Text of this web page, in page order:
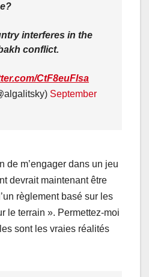
interferes in the
conflict.
CtF8euFlsa
September
de m’engager dans un jeu
devrait maintenant être
règlement basé sur les
le terrain ». Permettez-moi
sont les vraies réalités